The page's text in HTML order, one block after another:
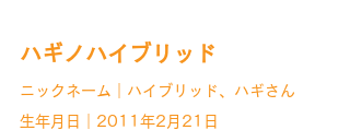
ハギノハイブリッド
ニックネーム｜ハイブリッド、ハギさん
生年月日｜2011年2月21日